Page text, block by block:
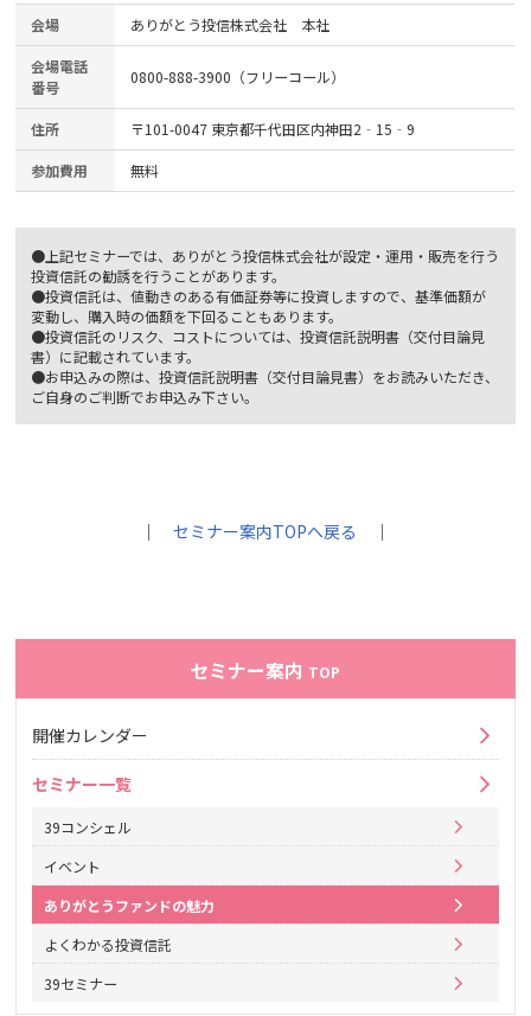
会場 ありがとう投信株式会社 本社
会場電話
番号
0800-888-3900（フリーコール）
住所 〒101-0047 東京都千代田区内神田2‐15‐9
参加費用 無料
●上記セミナーでは、ありがとう投信株式会社が設定・運用・販売を行う
投資信託の勧誘を行うことがあります。
●投資信託は、値動きのある有価証券等に投資しますので、基準価額が
変動し、購入時の価額を下回ることもあります。
●投資信託のリスク、コストについては、投資信託説明書（交付目論見
書）に記載されています。
●お申込みの際は、投資信託説明書（交付目論見書）をお読みいただき、
ご自身のご判断でお申込み下さい。
｜セミナー案内TOPへ戻る ｜
セミナー案内 TOP
開催カレンダー
セミナー一覧
39コンシェル
イベント
ありがとうファンドの魅力
よくわかる投資信託
39セミナー